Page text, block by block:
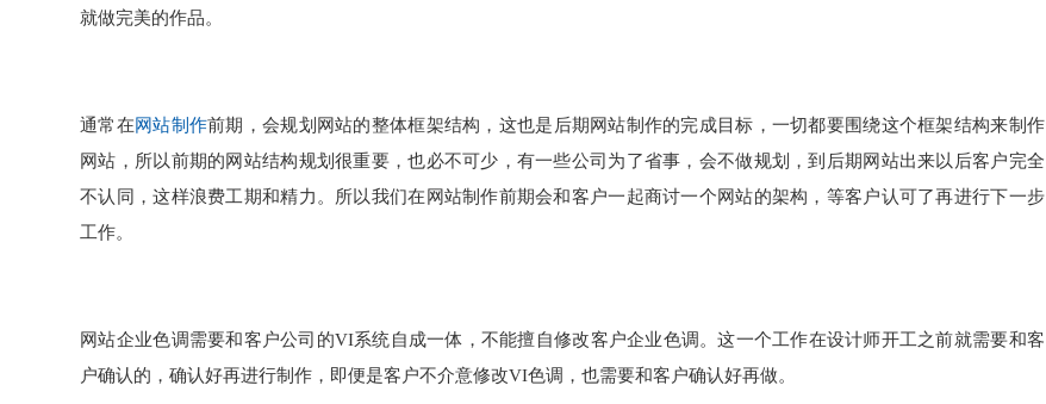
就做完美的作品。
通常在网站制作前期，会规划网站的整体框架结构，这也是后期网站制作的完成目标，一切都要围绕这个框架结构来制作
网站，所以前期的网站结构规划很重要，也必不可少，有一些公司为了省事，会不做规划，到后期网站出来以后客户完全
不认同，这样浪费工期和精力。所以我们在网站制作前期会和客户一起商讨一个网站的架构，等客户认可了再进行下一步
工作。
网站企业色调需要和客户公司的VI系统自成一体，不能擅自修改客户企业色调。这一个工作在设计师开工之前就需要和客
户确认的，确认好再进行制作，即便是客户不介意修改VI色调，也需要和客户确认好再做。